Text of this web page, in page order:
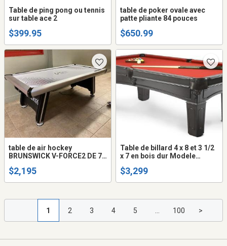
Table de ping pong ou tennis
sur table ace 2
$399.95
table de poker ovale avec
patte pliante 84 pouces
$650.99
table de air hockey
BRUNSWICK V-FORCE2 DE 7
$2,195
Table de billard 4 x 8 et 3 1/2
x 7 en bois dur Modele
$3,299
1 2 3 4 5 100 >